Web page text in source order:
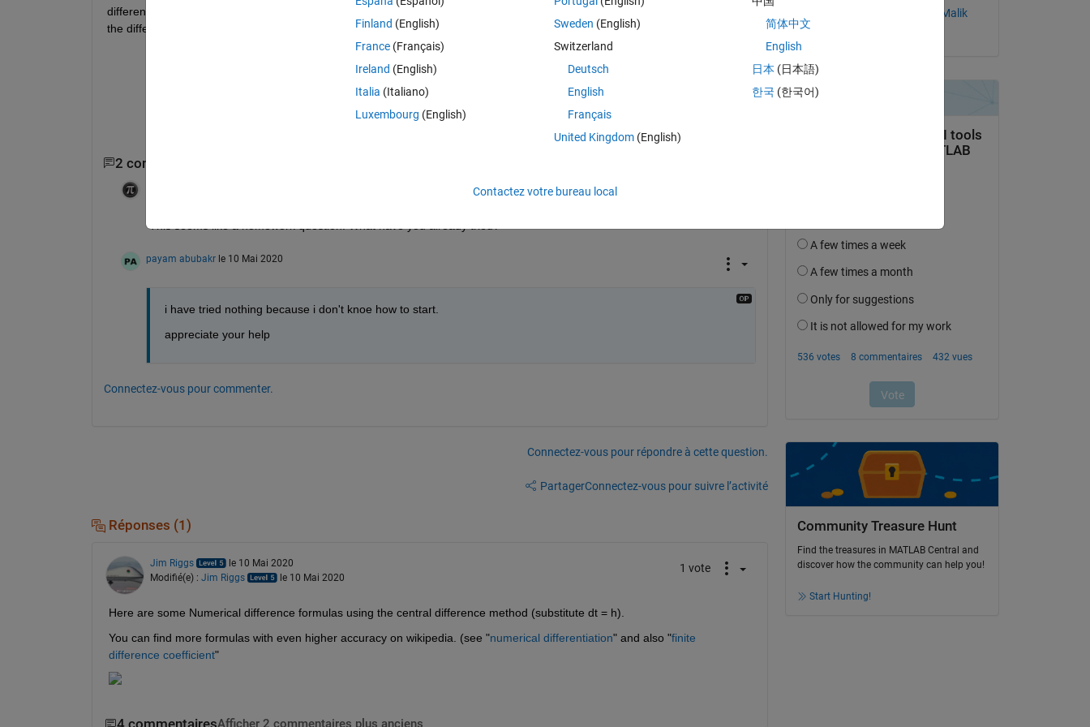
different values of step size h in central difference scheme and compare with true value of the derivative by plotting error for
the different
2 commentaires
This seems like a homework question. What have you already tried?
payam abubakr le 10 Mai 2020
i have tried nothing because i don't knoe how to start.
appreciate your help
Connectez-vous pour commenter.
Connectez-vous pour répondre à cette question.
PartagerConnectez-vous pour suivre l’activité
Réponses (1)
Jim Riggs
le 10 Mai 2020
Modifié(e) : Jim Riggs le 10 Mai 2020
1 vote
Here are some Numerical difference formulas using the central difference method (substitute dt = h).
You can find more formulas with even higher accuracy on wikipedia. (see "numerical differentiation" and also "finite
difference coefficient"
Muhammad Hammad Malik
le 14 Fév 2021
Community Treasure Hunt
Find the treasures in MATLAB Central and
discover how the community can help you!
Start Hunting!
Finland (English)
France (Français)
Ireland (English)
Italia (Italiano)
Luxembourg (English)
Sweden (English)
Switzerland
Deutsch
English
Français
United Kingdom(English)
简体中文
English
日本 (日本語)
한국 (한국어)
Contactez votre bureau local